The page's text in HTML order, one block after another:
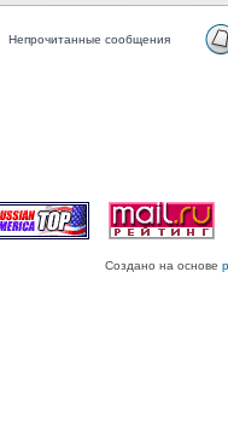
Непрочитанные сообщения
Создано на основе